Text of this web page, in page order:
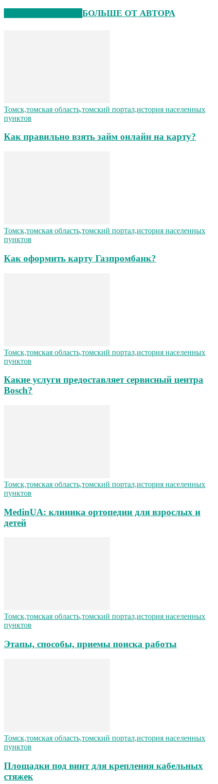
БОЛЬШЕ ОТ АВТОРА
Томск,томская область,томский портал,история населенных
пунктов
Как правильно взять займ онлайн на карту?
Томск,томская область,томский портал,история населенных
пунктов
Как оформить карту Газпромбанк?
Томск,томская область,томский портал,история населенных
пунктов
Какие услуги предоставляет сервисный центра
Bosch?
Томск,томская область,томский портал,история населенных
пунктов
MedinUA: клиника ортопедии для взрослых и
детей
Томск,томская область,томский портал,история населенных
пунктов
Этапы, способы, приемы поиска работы
Томск,томская область,томский портал,история населенных
пунктов
Площадки под винт для крепления кабельных
стяжек